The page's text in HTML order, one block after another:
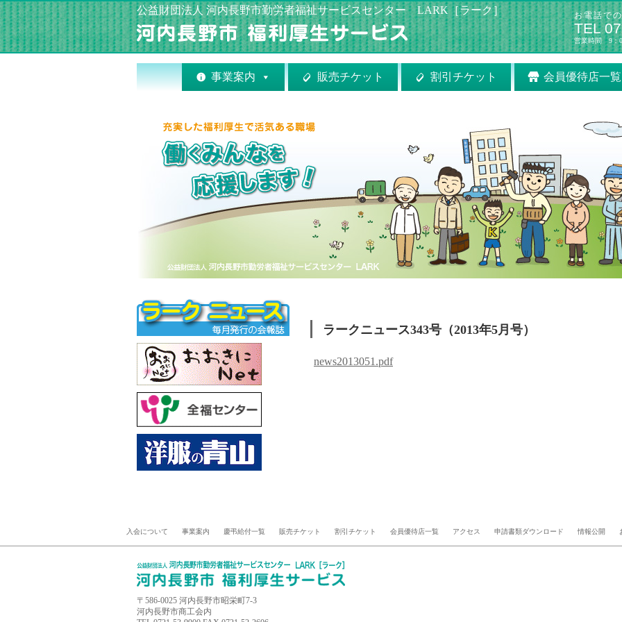
公益財団法人 河内長野市勤労者福祉サービスセンター LARK［ラーク］ お電話で
TEL
営業時間 9：
事業案内 販売チケット 割引チケット 会員優待店一覧
ラークニュース343号（2013年5月号）
news2013051.pdf
入会について 事業案内 慶弔給付一覧 販売チケット 割引チケット 会員優待店一覧 アクセス 申請書類ダウンロード 情報公開
〒586-0025 河内長野市昭栄町7-3
河内長野市商工会内